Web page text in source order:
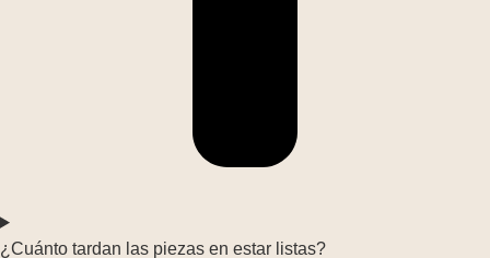
¿Cuánto tardan las piezas en estar listas?